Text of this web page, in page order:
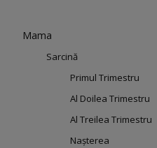
Mama
Sarcină
Primul Trimestru
Al Doilea Trimestru
Al Treilea Trimestru
Nașterea